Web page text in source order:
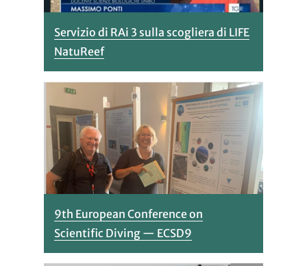
Servizio di RAi 3 sulla scogliera di LIFE
NatuReef
9th European Conference on
Scientific Diving — ECSD9